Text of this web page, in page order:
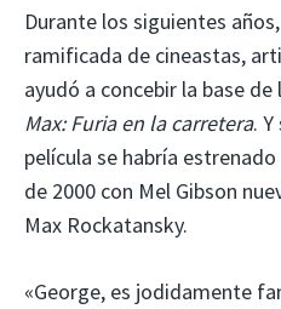
Durante los siguientes
ramificada de cineastas,
ayudó a concebir la base
Max: Furia en la carretera.
película se habría
de 2000 con Mel Gibson
Max Rockatansky.
«George, es jodidamente